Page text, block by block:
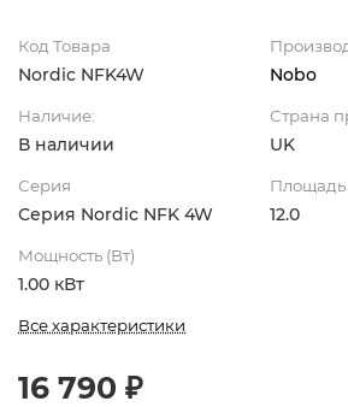
Код Товара
Nordic NFK4W Nobo
Наличие:
В наличии
Страна
UK
Серия
Серия Nordic NFK 4W
Площадь
12.0
Мощность (Вт)
1.00 кВт
Все характеристики
16 790 ₽